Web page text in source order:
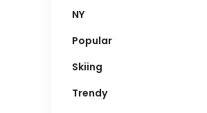
NY
Popular
Skiing
Trendy